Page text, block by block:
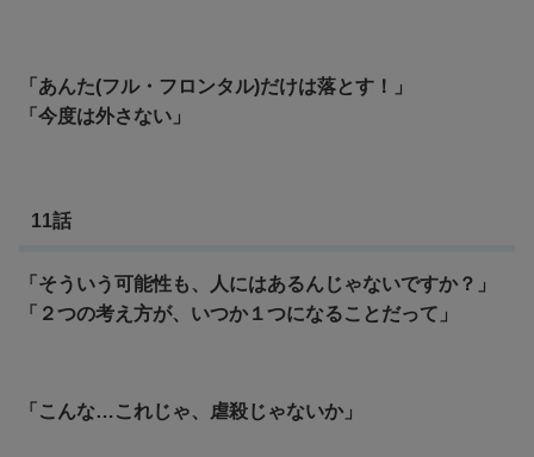
「あんた(フル・フロンタル)だけは落とす！」
「今度は外さない」
11話
「そういう可能性も、人にはあるんじゃないですか？」
「２つの考え方が、いつか１つになることだって」
「こんな…これじゃ、虐殺じゃないか」